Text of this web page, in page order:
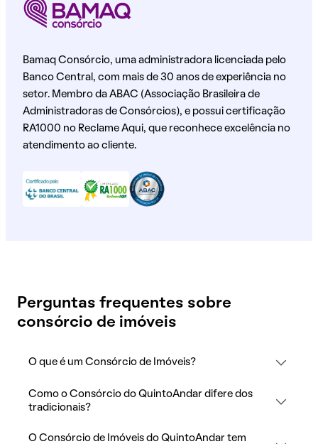
Bamaq Consórcio, uma administradora licenciada pelo
Banco Central, com mais de 30 anos de experiência no
setor. Membro da ABAC (Associação Brasileira de
Administradoras de Consórcios), e possui certificação
RA1000 no Reclame Aqui, que reconhece excelência no
atendimento ao cliente.
Perguntas frequentes sobre
consórcio de imóveis
O que é um Consórcio de Imóveis?
Como o Consórcio do QuintoAndar difere dos
tradicionais?
O Consórcio de Imóveis do QuintoAndar tem